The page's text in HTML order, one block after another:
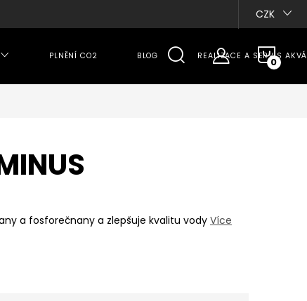
CZK
PLNĚNÍ CO2 BLOG REALIZACE A SERVIS
a fosforečnany a zlepšuje kvalitu vody Více